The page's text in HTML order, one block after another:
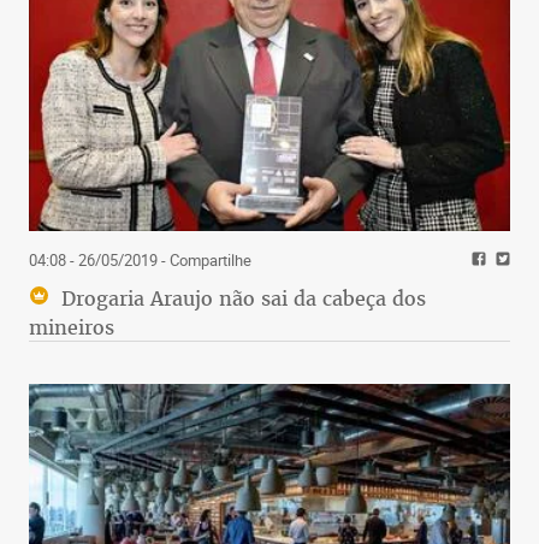
04:08 - 26/05/2019- Compartilhe
Drogaria Araujo não sai da cabeça dos
mineiros